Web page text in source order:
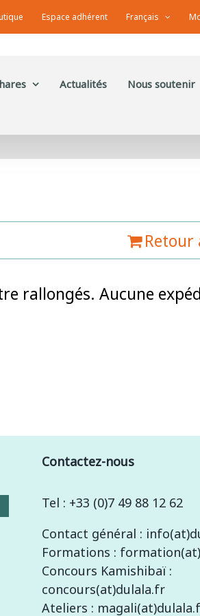
Espace adhérent Français
Actualités Nous soutenir
Retour
rallongés. Aucune
Contactez-nous
Tel : +33 (0)7 49 88 12 62
Contact général :
Formations :
Concours Kamishibaï :
concours(at)dulala.fr
Ateliers :